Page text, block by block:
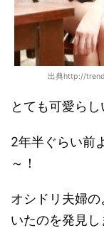
出典http://
とても可愛らし
2年半ぐらい前
～！
オシドリ夫婦
いたのを発見し